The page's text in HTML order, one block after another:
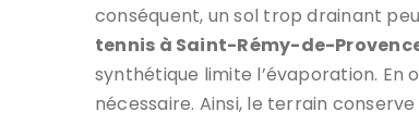
conséquent, un sol trop drainant
tennis à Saint-Rémy-de-
synthétique limite l’évaporation. En
nécessaire. Ainsi, le terrain